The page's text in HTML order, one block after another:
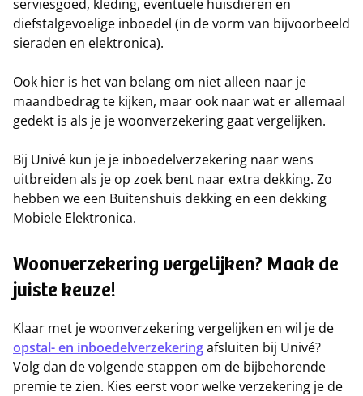
serviesgoed, kleding, eventuele huisdieren en
diefstalgevoelige inboedel (in de vorm van bijvoorbeeld
sieraden en elektronica).
Ook hier is het van belang om niet alleen naar je
maandbedrag te kijken, maar ook naar wat er allemaal
gedekt is als je je woonverzekering gaat vergelijken.
Bij Univé kun je je inboedelverzekering naar wens
uitbreiden als je op zoek bent naar extra dekking. Zo
hebben we een Buitenshuis dekking en een dekking
Mobiele Elektronica.
Woonverzekering vergelijken? Maak de
juiste keuze!
Klaar met je woonverzekering vergelijken en wil je de
opstal- en inboedelverzekeringafsluiten bij Univé?
Volg dan de volgende stappen om de bijbehorende
premie te zien. Kies eerst voor welke verzekering je de